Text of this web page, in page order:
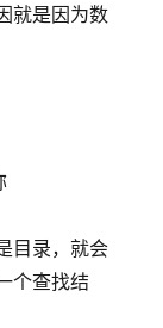
就是因为数
目录，就会
个查找结